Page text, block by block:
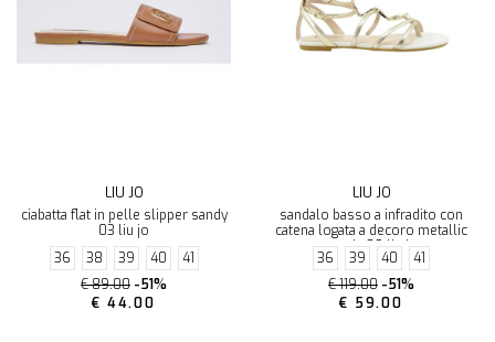
LIU JO
ciabatta flat in pelle slipper sandy
03 liu jo
36
38 39 40
41
€ 89.00 -51%
€ 44.00
LIU JO
sandalo basso a infradito con
catena logata a decoro metallic
sandy 09 liu jo
36 39 40
41
€ 119.00 -51%
€ 59.00